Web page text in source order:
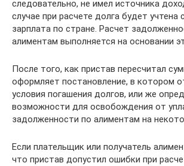
следовательно, не имел источника
случае при расчете долга будет учтена
зарплата по стране. Расчет
алиментам выполняется на основании
После того, как пристав пересчитал
оформляет постановление, в котором
условия погашения долгов, или же
возможности для освобождения от
задолженности по алиментам на
Если плательщик или получатель
что пристав допустил ошибки при